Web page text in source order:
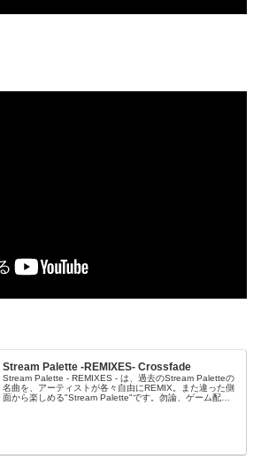
Stream Palette -REMIXES- Crossfade
Stream Palette - REMIXES - は、過去のStream Paletteの
名曲を、アーティストが各々自由にREMIX。また違った側
面から楽しめる"Stream Palette"です。勿論、ゲーム配信